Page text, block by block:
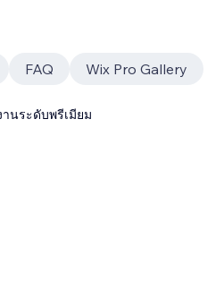
FAQ Wix Pro Gallery
นระดับพรีเมียม